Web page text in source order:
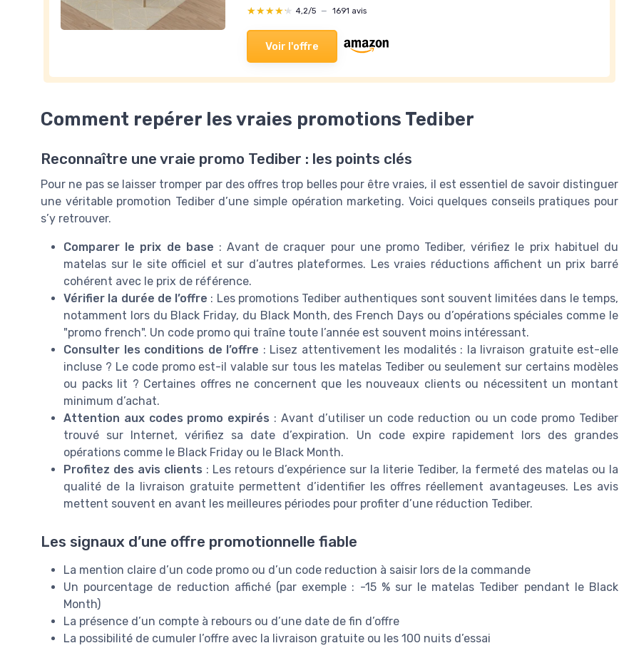
★★★★★
★★★★★ 4,2/5 — 1691 avis
Voir l'offre
Comment repérer les vraies promotions Tediber
Reconnaître une vraie promo Tediber : les points clés
Pour ne pas se laisser tromper par des offres trop belles pour être vraies, il est essentiel de savoir distinguer
une véritable promotion Tediber d’une simple opération marketing. Voici quelques conseils pratiques pour
s’y retrouver.
Comparer le prix de base : Avant de craquer pour une promo Tediber, vérifiez le prix habituel du
matelas sur le site officiel et sur d’autres plateformes. Les vraies réductions affichent un prix barré
cohérent avec le prix de référence.
Vérifier la durée de l’offre : Les promotions Tediber authentiques sont souvent limitées dans le temps,
notamment lors du Black Friday, du Black Month, des French Days ou d’opérations spéciales comme le
"promo french". Un code promo qui traîne toute l’année est souvent moins intéressant.
Consulter les conditions de l’offre : Lisez attentivement les modalités : la livraison gratuite est-elle
incluse ? Le code promo est-il valable sur tous les matelas Tediber ou seulement sur certains modèles
ou packs lit ? Certaines offres ne concernent que les nouveaux clients ou nécessitent un montant
minimum d’achat.
Attention aux codes promo expirés : Avant d’utiliser un code reduction ou un code promo Tediber
trouvé sur Internet, vérifiez sa date d’expiration. Un code expire rapidement lors des grandes
opérations comme le Black Friday ou le Black Month.
Profitez des avis clients : Les retours d’expérience sur la literie Tediber, la fermeté des matelas ou la
qualité de la livraison gratuite permettent d’identifier les offres réellement avantageuses. Les avis
mettent souvent en avant les meilleures périodes pour profiter d’une réduction Tediber.
Les signaux d’une offre promotionnelle fiable
La mention claire d’un code promo ou d’un code reduction à saisir lors de la commande
Un pourcentage de reduction affiché (par exemple : -15 % sur le matelas Tediber pendant le Black
Month)
La présence d’un compte à rebours ou d’une date de fin d’offre
La possibilité de cumuler l’offre avec la livraison gratuite ou les 100 nuits d’essai